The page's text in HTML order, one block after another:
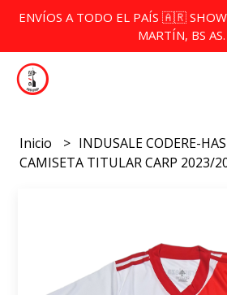
ENVÍOS A TODO EL PAÍS 🇦🇷
MARTÍN, BS AS.
Inicio
INDUSALE CODERE-
CAMISETA TITULAR CARP 2023/